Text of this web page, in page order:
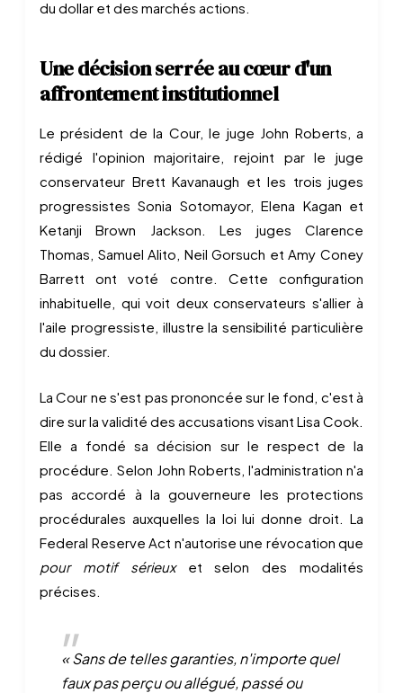
du dollar et des marchés actions.
Une décision serrée au cœur d'un
affrontement institutionnel
Le président de la Cour, le juge John Roberts, a
rédigé l'opinion majoritaire, rejoint par le juge
conservateur Brett Kavanaugh et les trois juges
progressistes Sonia Sotomayor, Elena Kagan et
Ketanji Brown Jackson. Les juges Clarence
Thomas, Samuel Alito, Neil Gorsuch et Amy Coney
Barrett ont voté contre. Cette configuration
inhabituelle, qui voit deux conservateurs s'allier à
l'aile progressiste, illustre la sensibilité particulière
du dossier.
La Cour ne s'est pas prononcée sur le fond, c'est à
dire sur la validité des accusations visant Lisa Cook.
Elle a fondé sa décision sur le respect de la
procédure. Selon John Roberts, l'administration n'a
pas accordé à la gouverneure les protections
procédurales auxquelles la loi lui donne droit. La
Federal Reserve Act n'autorise une révocation que
pour motif sérieuxet selon des modalités
précises.
« Sans de telles garanties, n'importe quel
faux pas perçu ou allégué, passé ou